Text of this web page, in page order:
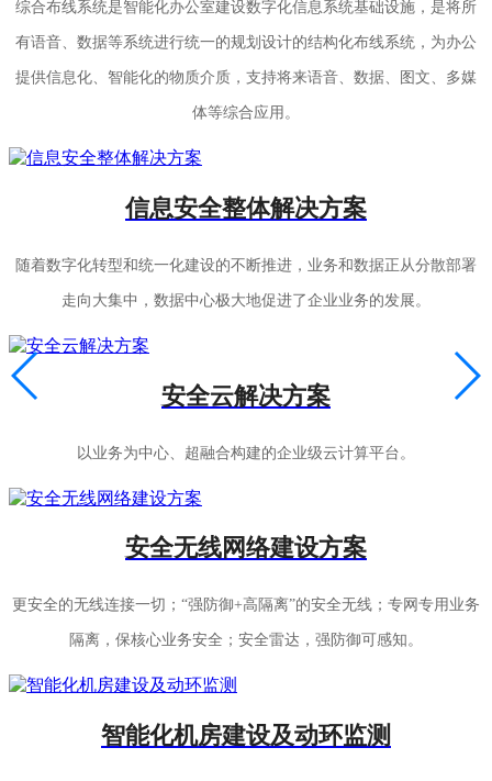
综合布线系统是智能化办公室建设数字化信息系统基础设施，是将所
有语音、数据等系统进行统一的规划设计的结构化布线系统，为办公
提供信息化、智能化的物质介质，支持将来语音、数据、图文、多媒
体等综合应用。
信息安全整体解决方案
随着数字化转型和统一化建设的不断推进，业务和数据正从分散部署
走向大集中，数据中心极大地促进了企业业务的发展。
安全云解决方案
以业务为中心、超融合构建的企业级云计算平台。
安全无线网络建设方案
更安全的无线连接一切；“强防御+高隔离”的安全无线；专网专用业务
隔离，保核心业务安全；安全雷达，强防御可感知。
智能化机房建设及动环监测